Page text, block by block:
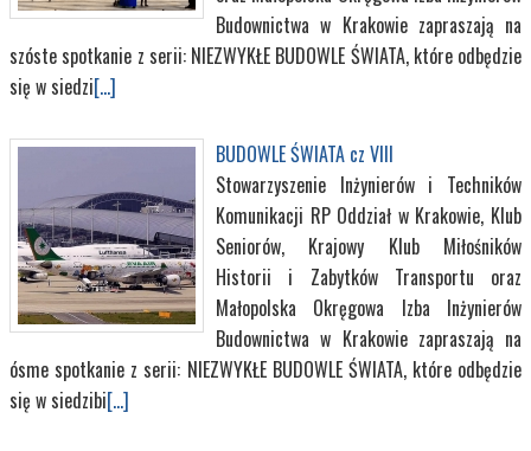
Budownictwa w Krakowie zapraszają na
szóste spotkanie z serii: NIEZWYKŁE BUDOWLE ŚWIATA, które odbędzie
się w siedzi[...]
BUDOWLE ŚWIATA cz VIII
Stowarzyszenie Inżynierów i Techników
Komunikacji RP Oddział w Krakowie, Klub
Seniorów, Krajowy Klub Miłośników
Historii i Zabytków Transportu oraz
Małopolska Okręgowa Izba Inżynierów
Budownictwa w Krakowie zapraszają na
ósme spotkanie z serii: NIEZWYKŁE BUDOWLE ŚWIATA, które odbędzie
się w siedzibi[...]